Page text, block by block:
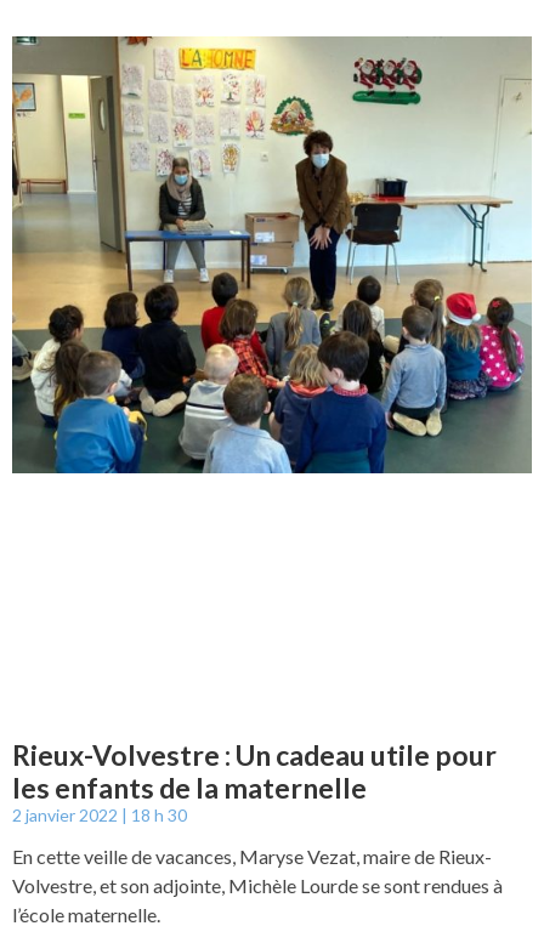
Rieux-Volvestre : Un cadeau utile pour
les enfants de la maternelle
2 janvier 2022 18 h 30
En cette veille de vacances, Maryse Vezat, maire de Rieux-
Volvestre, et son adjointe, Michèle Lourde se sont rendues à
l’école maternelle.